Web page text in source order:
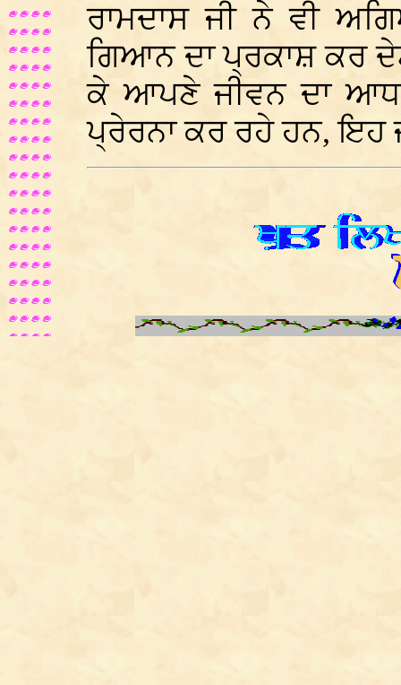
ਰਾਮਦਾਸ ਜੀ ਨੇ ਵੀ
ਗਿਆਨ ਦਾ ਪ੍ਰਕਾਸ਼ ਕਰ
ਕੇ ਆਪਣੇ ਜੀਵਨ ਦਾ
ਪ੍ਰੇਰਨਾ ਕਰ ਰਹੇ ਹਨ,